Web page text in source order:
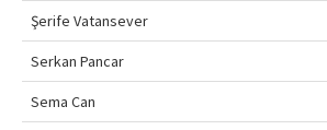
Şerife Vatansever
Serkan Pancar
Sema Can